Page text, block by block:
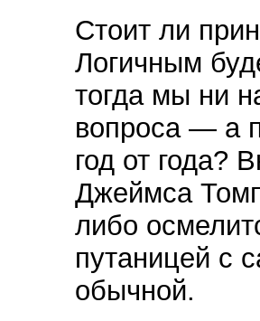
Стоит ли
Логичным
тогда мы ни
вопроса — а
год от года?
Джеймса
либо
путаницей с
обычной.